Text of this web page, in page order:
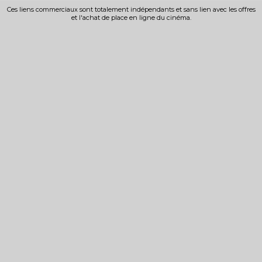
Ces liens commerciaux sont totalement indépendants et sans lien avec les offres
et l'achat de place en ligne du cinéma.